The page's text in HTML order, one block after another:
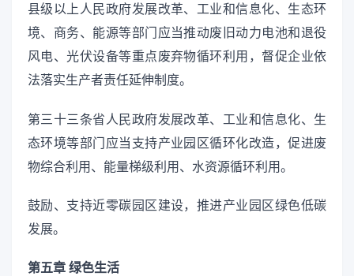
县级以上人民政府发展改革、工业和信息化、生态环
境、商务、能源等部门应当推动废旧动力电池和退役
风电、光伏设备等重点废弃物循环利用，督促企业依
法落实生产者责任延伸制度。
第三十三条省人民政府发展改革、工业和信息化、生
态环境等部门应当支持产业园区循环化改造，促进废
物综合利用、能量梯级利用、水资源循环利用。
鼓励、支持近零碳园区建设，推进产业园区绿色低碳
发展。
第五章 绿色生活